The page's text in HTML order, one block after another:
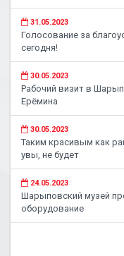
31.05.2023
Голосование за
сегодня!
30.05.2023
Рабочий визит в
Ерёмина
30.05.2023
Таким красивым как
увы, не будет
24.05.2023
Шарыповский музей
оборудование